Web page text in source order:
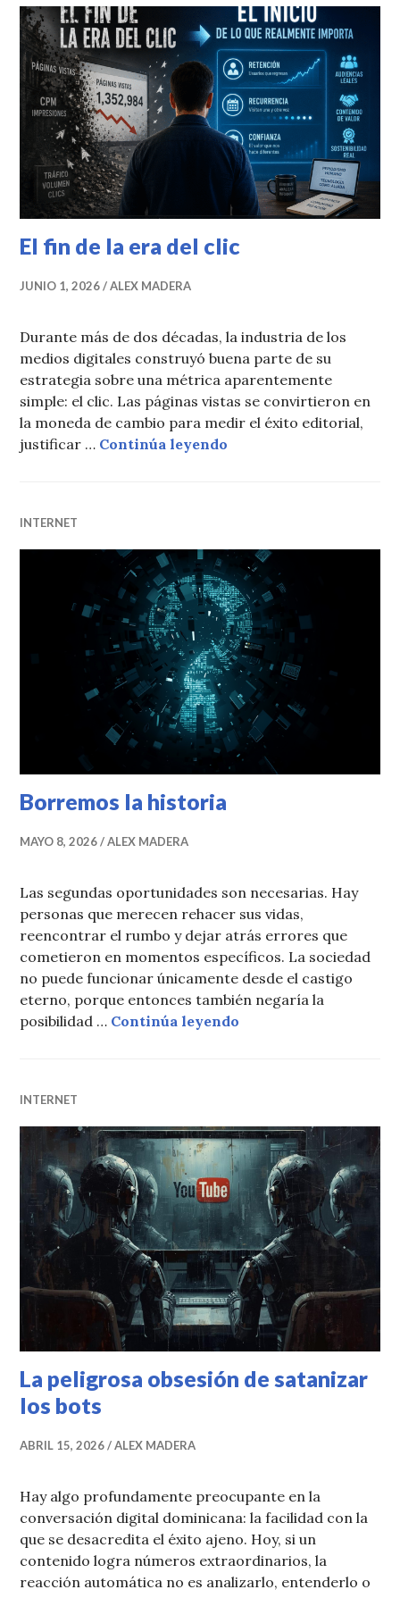
El fin de la era del clic
JUNIO 1, 2026 ALEX MADERA
Durante más de dos décadas, la industria de los
medios digitales construyó buena parte de su
estrategia sobre una métrica aparentemente
simple: el clic. Las páginas vistas se convirtieron en
la moneda de cambio para medir el éxito editorial,
justificar … Continúa leyendo
INTERNET
Borremos la historia
MAYO 8, 2026 ALEX MADERA
Las segundas oportunidades son necesarias. Hay
personas que merecen rehacer sus vidas,
reencontrar el rumbo y dejar atrás errores que
cometieron en momentos específicos. La sociedad
no puede funcionar únicamente desde el castigo
eterno, porque entonces también negaría la
posibilidad … Continúa leyendo
INTERNET
La peligrosa obsesión de satanizar
los bots
ABRIL 15, 2026 ALEX MADERA
Hay algo profundamente preocupante en la
conversación digital dominicana: la facilidad con la
que se desacredita el éxito ajeno. Hoy, si un
contenido logra números extraordinarios, la
reacción automática no es analizarlo, entenderlo o